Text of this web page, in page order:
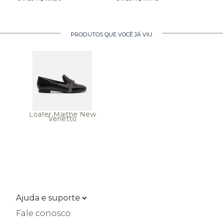
PRODUTOS QUE VOCÊ JÁ VIU
Loafer Maithe New
Venetto
Ajuda e suporte
Fale conosco